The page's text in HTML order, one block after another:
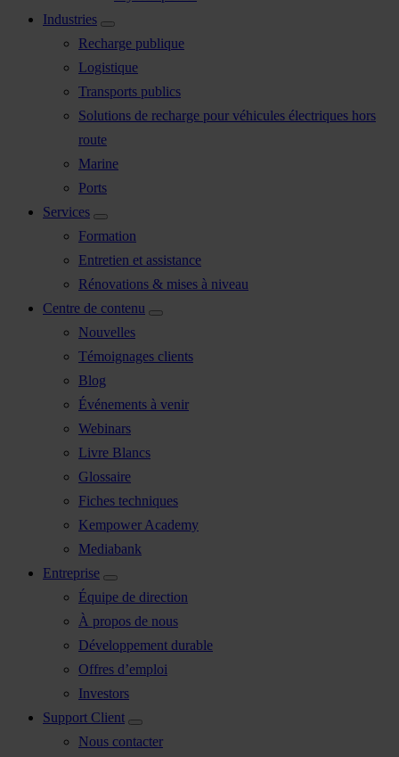
Industries
Recharge publique
Logistique
Transports publics
Solutions de recharge pour véhicules électriques hors
route
Marine
Ports
Services
Formation
Entretien et assistance
Rénovations & mises à niveau
Centre de contenu
Nouvelles
Témoignages clients
Blog
Événements à venir
Webinars
Livre Blancs
Glossaire
Fiches techniques
Kempower Academy
Mediabank
Entreprise
Équipe de direction
À propos de nous
Développement durable
Offres d’emploi
Investors
Support Client
Nous contacter